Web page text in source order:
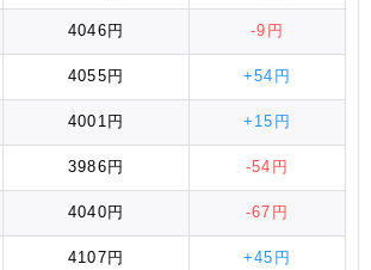
4046円 -9円
4055円 +54円
4001円 +15円
3986円 -54円
4040円 -67円
4107円 +45円